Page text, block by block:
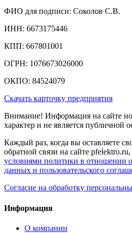
ФИО для подписи: Соколов С.В.
ИНН: 6673175446
КПП: 667801001
ОГРН: 1076673026000
ОКПО: 84524079
Скачать карточку предприятия
Внимание! Информация на сайте
характер и не является публичной
Каждый раз, когда вы оставляете
обратной связи на сайте
условиями политики в отношении
данных и пользовательского
Согласие на обработку
Информация
О компании